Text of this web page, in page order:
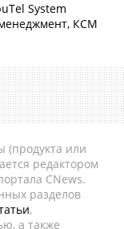
System
КСМ
(продукта или
редактором
CNews.
разделов
,
а также